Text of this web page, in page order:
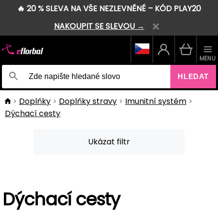
🔥 20 % SLEVA NA VŠE NEZLEVNĚNÉ – KÓD PLAY20
NAKOUPIT SE SLEVOU →
HLEDAT
MENU
Doplňky Doplňky stravy
Imunitní systém
Dýchací cesty
Ukázat filtr
Dýchací cesty